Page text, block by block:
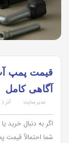
قیمت پمپ آب
آگاهی کامل
مدیر سایت آذر ۱, ۱۴۰۴
اگر به دنبال
شما احتمالاً قیمت